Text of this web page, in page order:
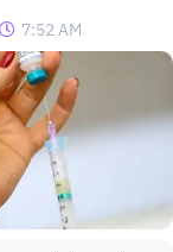
7:52 AM